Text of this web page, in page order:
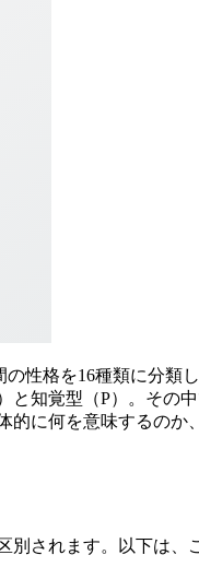
性格を16種類に分類
知覚型（P）。その中
に何を意味するの
されます。以下は、